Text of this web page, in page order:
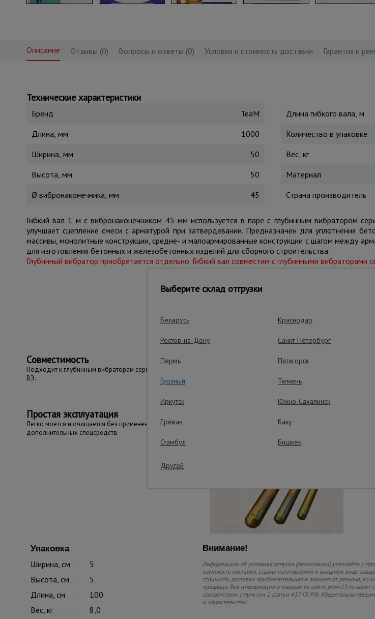
Описание Отзывы (0) Вопросы и ответы (0) Условия и стоимость доставки Гарантия и
Технические характеристики
Бренд
TeaM
Длина, мм
1000
Ширина, мм
50
Высота, мм
50
Ø вибронаконечника, мм
45
Длина гибкого вала, м
Количество в упаковке
Вес, кг
Материал
Страна производитель
Гибкий вал 1 м с вибронаконечником 45 мм используется в паре с глубинным вибратором
улучшает сцепление смеси с арматурой при затвердевании. Предназначен для уплотнения
массивы, монолитные конструкции, средне- и малоармированные конструкции с шагом между
для изготовления бетонных и железобетонных изделий для сборного строительства.
Глубинный вибратор приобретается отдельно.Гибкий вал совместим с глубинными вибраторами
Совместимость
Подходит к глубинным вибраторам серии
ВЭ.
Простая эксплуатация
Легко моется и очищается без применения
дополнительных спецсредств.
Упаковка
Ширина, см
5
Высота, см
5
Длина, см
100
Вес, кг
8,0
Внимание!
Информацию об условиях отпуска (реализации) уточняйте у
комплекте поставки, стране изготовления и внешнем виде
стоимость доставки приблизительная и зависит от региона, из
продавца. Вся информация о товарах на сайте prom23.ru носит
соответствии с пунктом 2 статьи 437 ГК РФ. Убедительно
и характеристик.
Выберите склад отгрузки
Беларусь Краснодар
Ростов-на-Дону Санкт-Петербург
Пермь Пятигорск
Грозный Тюмень
Иркутск Южно-Сахалинск
Ереван Баку
Стамбул Бишкек
Другой